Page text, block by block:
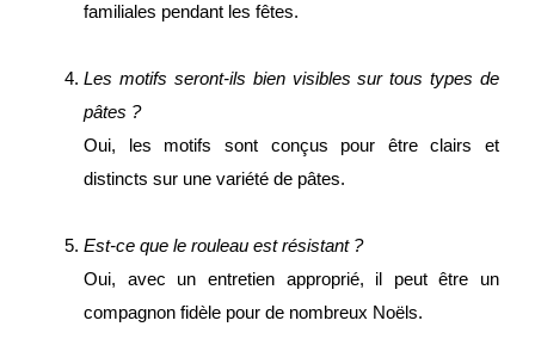
familiales pendant les fêtes.
Les motifs seront-ils bien visibles sur tous types de
pâtes ?
Oui, les motifs sont conçus pour être clairs et
distincts sur une variété de pâtes.
Est-ce que le rouleau est résistant ?
Oui, avec un entretien approprié, il peut être un
compagnon fidèle pour de nombreux Noëls.